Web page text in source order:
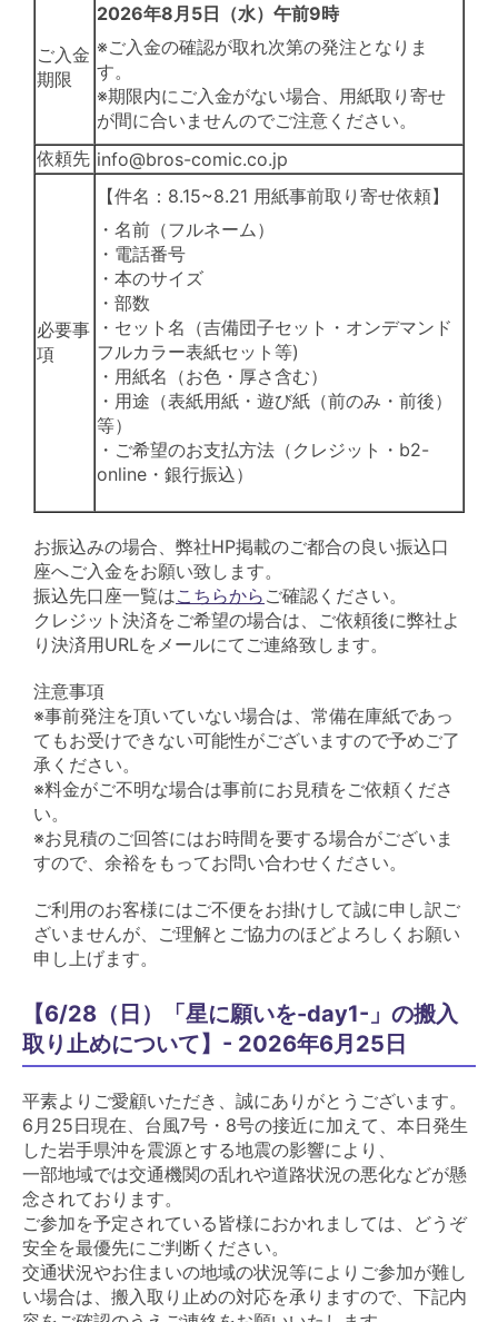
ご入金
期限
2026年8月5日（水）午前9時
※ご入金の確認が取れ次第の発注となりま
す。
※期限内にご入金がない場合、用紙取り寄せ
が間に合いませんのでご注意ください。
依頼先 info@bros-comic.co.jp
必要事
項
【件名：8.15~8.21 用紙事前取り寄せ依頼】
・名前（フルネーム）
・電話番号
・本のサイズ
・部数
・セット名（吉備団子セット・オンデマンド
フルカラー表紙セット等)
・用紙名（お色・厚さ含む）
・用途（表紙用紙・遊び紙（前のみ・前後）
等）
・ご希望のお支払方法（クレジット・b2-
online・銀行振込）
お振込みの場合、弊社HP掲載のご都合の良い振込口
座へご入金をお願い致します。
振込先口座一覧はこちらから ご確認ください。
クレジット決済をご希望の場合は、ご依頼後に弊社よ
り決済用URLをメールにてご連絡致します。
注意事項
※事前発注を頂いていない場合は、常備在庫紙であっ
てもお受けできない可能性がございますので予めご了
承ください。
※料金がご不明な場合は事前にお見積をご依頼くださ
い。
※お見積のご回答にはお時間を要する場合がございま
すので、余裕をもってお問い合わせください。
ご利用のお客様にはご不便をお掛けして誠に申し訳ご
ざいませんが、ご理解とご協力のほどよろしくお願い
申し上げます。
【6/28（日）「星に願いを-day1-」の搬入
取り止めについて】- 2026年6月25日
平素よりご愛顧いただき、誠にありがとうございます。
6月25日現在、台風7号・8号の接近に加えて、本日発生
した岩手県沖を震源とする地震の影響により、
一部地域では交通機関の乱れや道路状況の悪化などが懸
念されております。
ご参加を予定されている皆様におかれましては、どうぞ
安全を最優先にご判断ください。
交通状況やお住まいの地域の状況等によりご参加が難し
い場合は、搬入取り止めの対応を承りますので、下記内